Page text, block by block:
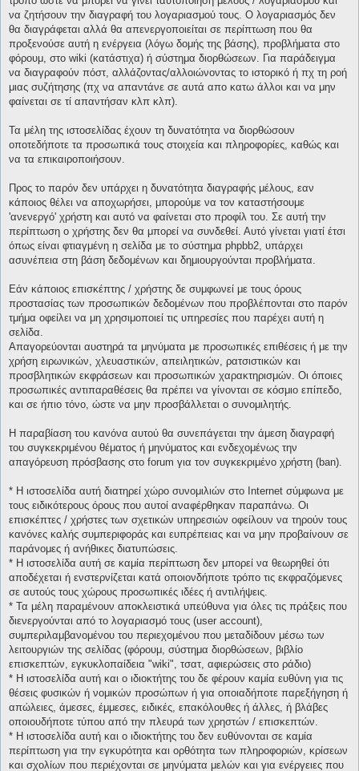
να ζητήσουν την διαγραφή του λογαριασμού τους. Ο λογαριασμός δεν
θα διαγράφεται αλλά θα απενεργοποιείται σε περίπτωση που θα
προξενούσε αυτή η ενέργεια (λόγω δομής της βάσης), προβλήματα στο
φόρουμ, στο wiki (κατάστιχα) ή σύστημα διορθώσεων. Για παράδειγμα
να διαγραφούν πόστ, αλλάζοντας/αλλοιώνοντας το ιστορικό ή πχ τη ροή
μιας συζήτησης (πχ να απαντάνε σε αυτά απο κατω άλλοι και να μην
φαίνεται σε τί απαντήσαν κλπ κλπ).
Τα μέλη της ιστοσελίδας έχουν τη δυνατότητα να διορθώσουν
οποτεδήποτε τα προσωπικά τους στοιχεία και πληροφορίες, καθώς και
να τα επικαιροποιήσουν.
Προς το παρόν δεν υπάρχει η δυνατότητα διαγραφής μέλους, εαν
κάποιος θέλει να αποχωρήσει, μπορούμε να τον καταστήσουμε
'ανενεργό' χρήστη και αυτό να φαίνεται στο προφίλ του. Σε αυτή την
περίπτωση ο χρήστης δεν θα μπορεί να συνδεθεί. Αυτό γίνεται γιατί έτσι
όπως είναι φτιαγμένη η σελίδα με το σύστημα phpbb2, υπάρχει
ασυνέπεια στη βάση δεδομένων και δημιουργούνται προβλήματα.
Εάν κάποιος επισκέπτης / χρήστης δε συμφωνεί με τους όρους
προστασίας των προσωπικών δεδομένων που προβλέπονται στο παρόν
τμήμα οφείλει να μη χρησιμοποιεί τις υπηρεσίες που παρέχει αυτή η
σελίδα.
Απαγορεύονται αυστηρά τα μηνύματα με προσωπικές επιθέσεις ή με την
χρήση ειρωνικών, χλευαστικών, απειλητικών, ρατσιστικών και
προσβλητικών εκφράσεων και προσωπικών χαρακτηρισμών. Οι όποιες
προσωπικές αντιπαραθέσεις θα πρέπει να γίνονται σε κόσμιο επίπεδο,
και σε ήπιο τόνο, ώστε να μην προσβάλλεται ο συνομιλητής.
Η παραβίαση του κανόνα αυτού θα συνεπάγεται την άμεση διαγραφή
του συγκεκριμένου θέματος ή μηνύματος και ενδεχομένως την
απαγόρευση πρόσβασης στο forum για τον συγκεκριμένο χρήστη (ban).
* H ιστοσελίδα αυτή διατηρεί χώρο συνομιλιών στο Internet σύμφωνα με
τους ειδικότερους όρους που αυτοί αναφέρθηκαν παραπάνω. Οι
επισκέπτες / χρήστες των σχετικών υπηρεσιών οφείλουν να τηρούν τους
κανόνες καλής συμπεριφοράς και ευπρέπειας και να μην προβαίνουν σε
παράνομες ή ανήθικες διατυπώσεις.
* H ιστοσελίδα αυτή σε καμία περίπτωση δεν μπορεί να θεωρηθεί ότι
αποδέχεται ή ενστερνίζεται κατά οποιονδήποτε τρόπο τις εκφραζόμενες
σε αυτούς τους χώρους προσωπικές ιδέες ή αντιλήψεις.
* Τα μέλη παραμένουν αποκλειστικά υπεύθυνα για όλες τις πράξεις που
διενεργούνται από το λογαριασμό τους (user account),
συμπεριλαμβανομένου του περιεχομένου που μεταδίδουν μέσω των
λειτουργιών της σελίδας (φόρουμ, σύστημα διορθώσεων, βιβλίο
επισκεπτών, εγκυκλοπαίδεια "wiki", τσατ, αφιερώσεις στο ράδιο)
* H ιστοσελίδα αυτή και ο ιδιοκτήτης του δε φέρουν καμία ευθύνη για τις
θέσεις φυσικών ή νομικών προσώπων ή για οποιαδήποτε παρεξήγηση ή
απώλειες, άμεσες, έμμεσες, ειδικές, επακόλουθες ή άλλες, ή βλάβες
οποιουδήποτε τύπου από την πλευρά των χρηστών / επισκεπτών.
* H ιστοσελίδα αυτή και ο ιδιοκτήτης του δεν ευθύνονται σε καμία
περίπτωση για την εγκυρότητα και ορθότητα των πληροφοριών, κρίσεων
και σχολίων που περιέχονται σε μηνύματα μελών και για ενέργειες που